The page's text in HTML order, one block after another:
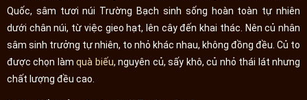
Quốc, sâm tươi núi Trường Bạch sinh sống hoàn toàn tự nhiên
dưới chân núi, từ việc gieo hạt, lên cây đến khai thác. Nên củ nhân
sâm sinh trưởng tự nhiên, to nhỏ khác nhau, không đồng đều. Củ to
được chọn làmquà biếu, nguyên củ, sấy khô, củ nhỏ thái lát nhưng
chất lượng đều cao.